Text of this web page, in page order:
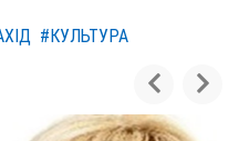
#КУЛЬТУРА